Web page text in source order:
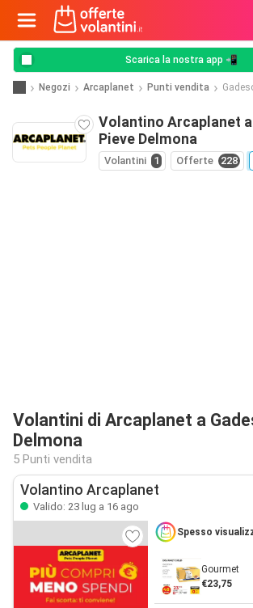
Scarica la nostra app 📲
Negozi Arcaplanet Punti vendita
Volantino Arcaplanet
Pieve Delmona
Volantini 1 Offerte 228
Volantini di Arcaplanet a
Delmona
5 Punti vendita
Volantino Arcaplanet
Valido: 23 lug a 16 ago
Spesso
Gourmet
€23,75